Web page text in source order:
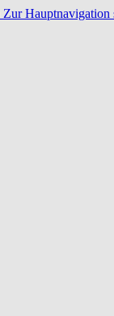
Zur Hauptnavigation